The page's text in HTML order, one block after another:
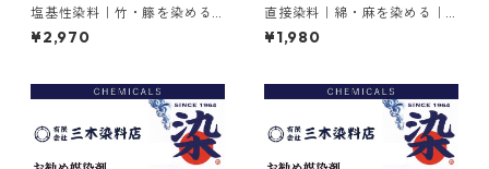
塩基性染料｜竹・籐を染める
｜100g｜塩基性エロー（液体
タイプ、黄色）
¥2,970
直接染料｜綿・麻を染める｜2
0g｜カヤラス スープラブルー
FFRL（青色）
¥1,980